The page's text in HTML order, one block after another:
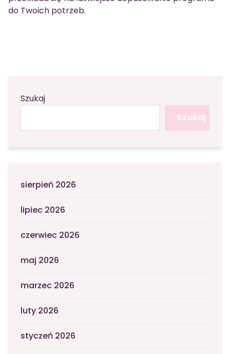
do Twoich potrzeb.
Szukaj
Szukaj
sierpień 2026
lipiec 2026
czerwiec 2026
maj 2026
marzec 2026
luty 2026
styczeń 2026